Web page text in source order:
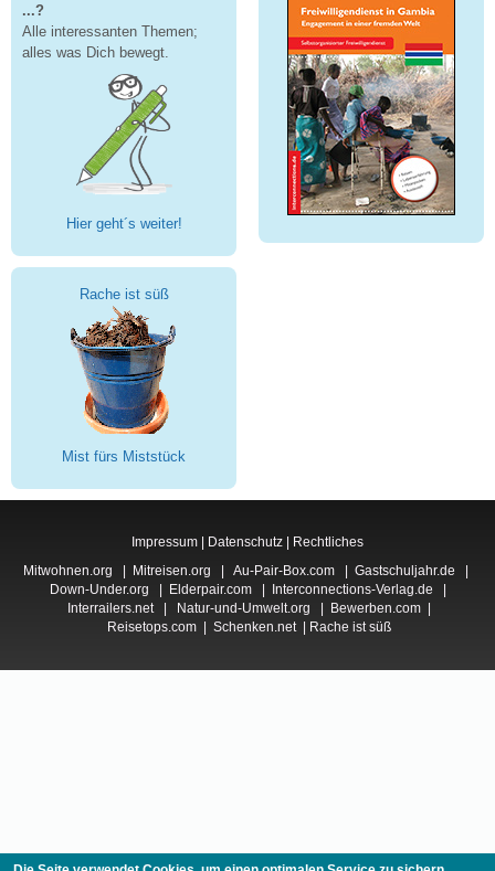
...?
Alle interessanten Themen;
alles was Dich bewegt.
Hier geht´s weiter!
Rache ist süß
Mist fürs Miststück
Impressum | Datenschutz | Rechtliches
Mitwohnen.org
Mitreisen.org Au-Pair-Box.com Gastschuljahr.de
Down-Under.org
Elderpair.com| Interconnections-Verlag.de
Interrailers.net| Natur-und-Umwelt.org Bewerben.com
Reisetops.com
Schenken.net| Rache ist süß